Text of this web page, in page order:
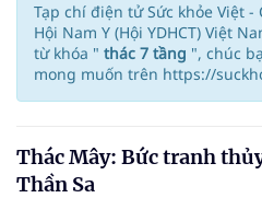
Tạp chí điện tử Sức khỏe Việt
Hội Nam Y (Hội YDHCT) Việt
từ khóa " thác 7 tầng ", chúc
mong muốn trên https://
Thác Mây: Bức tranh
Thần Sa